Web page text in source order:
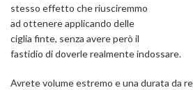
stesso effetto che riusciremmo
ad ottenere applicando delle
ciglia finte, senza avere però il
fastidio di doverle realmente indossare.
Avrete volume estremo e una durata da